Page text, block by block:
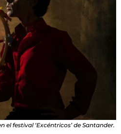
el festival ‘Excéntricos’ de Santander.